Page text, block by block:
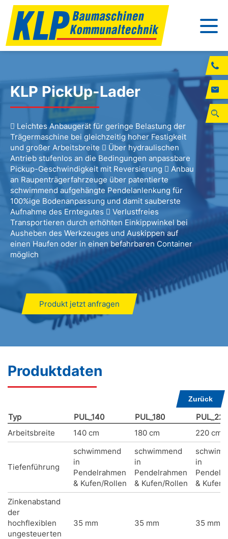
KLP PickUp-Lader
 Leichtes Anbaugerät für geringe Belastung der
Trägermaschine bei gleichzeitig hoher Festigkeit
und großer Arbeitsbreite  Über hydraulischen
Antrieb stufenlos an die Bedingungen anpassbare
Pickup-Geschwindigkeit mit Reversierung  Anbau
an Raupenträgerfahrzeuge über patentierte
schwimmend aufgehängte Pendelanlenkung für
100%ige Bodenanpassung und damit sauberste
Aufnahme des Erntegutes  Verlustfreies
Transportieren durch erhöhten Einkippwinkel bei
Ausheben des Werkzeuges und Auskippen auf
einen Haufen oder in einen befahrbaren Container
möglich
Produkt jetzt anfragen
Produktdaten
Zurück
Typ PUL_140 PUL_180
PUL_220
Arbeitsbreite
140 cm 180 cm 220 cm
Tiefenführung
schwimmend
in
Pendelrahmen
& Kufen/Rollen
schwimmend
in
Pendelrahmen
& Kufen/Rollen
in
&
Zinkenabstand
der
hochflexiblen
ungesteuerten
35 mm 35 mm 35 mm